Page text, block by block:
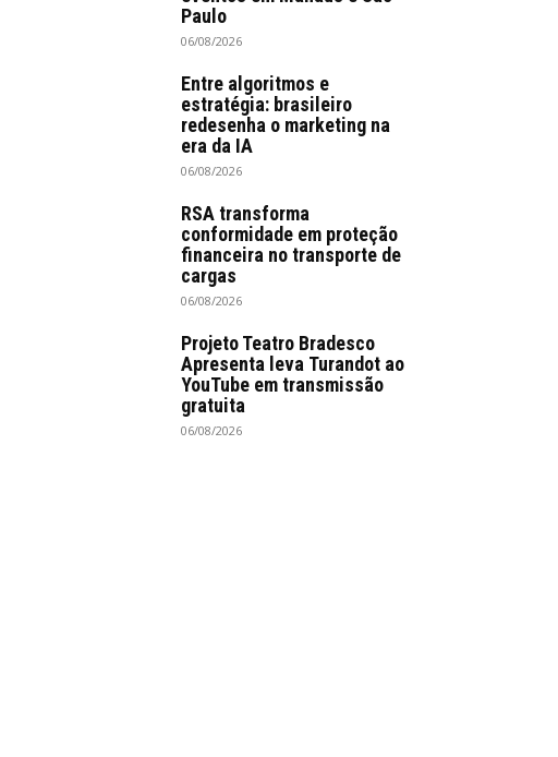
Paulo
06/08/2026
Entre algoritmos e
estratégia: brasileiro
redesenha o marketing na
era da IA
06/08/2026
RSA transforma
conformidade em proteção
financeira no transporte de
cargas
06/08/2026
Projeto Teatro Bradesco
Apresenta leva Turandot ao
YouTube em transmissão
gratuita
06/08/2026